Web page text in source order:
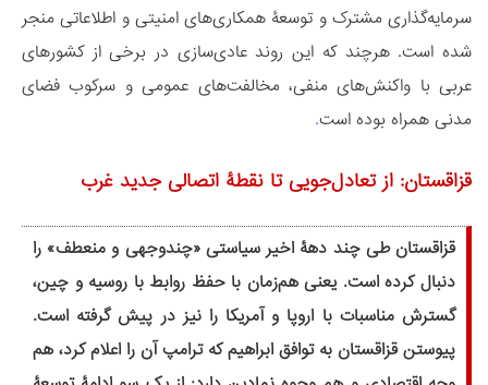
سرمایه‌گذاری مشترک و توسعۀ همکاری‌های امنیتی و اطلاعاتی منجر
شده است. هرچند که این روند عادی‌سازی در برخی از کشورهای
عربی با واکنش‌های منفی، مخالفت‌های عمومی و سرکوب فضای
مدنی همراه بوده است.
قزاقستان: از تعادل‌جویی تا نقطۀ‌ اتصالی جدید غرب
قزاقستان طی چند دهۀ اخیر سیاستی «چندوجهی و منعطف» را
دنبال کرده است. یعنی هم‌زمان با حفظ روابط با روسیه و چین،
گسترش مناسبات با اروپا و آمریکا را نیز در پیش گرفته است.
پیوستن قزاقستان به توافق ابراهیم که ترامپ آن را اعلام کرد، هم